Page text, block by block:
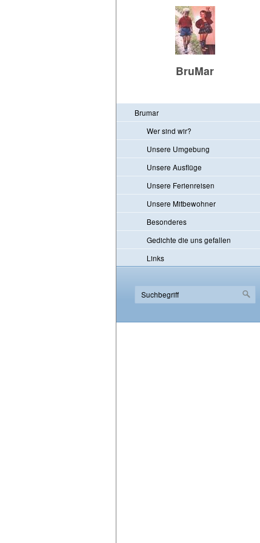
BruMar
Brumar
Wer sind wir?
Unsere Umgebung
Unsere Ausflüge
Unsere Ferienreisen
Unsere Mitbewohner
Besonderes
Gedichte die uns gefallen
Links